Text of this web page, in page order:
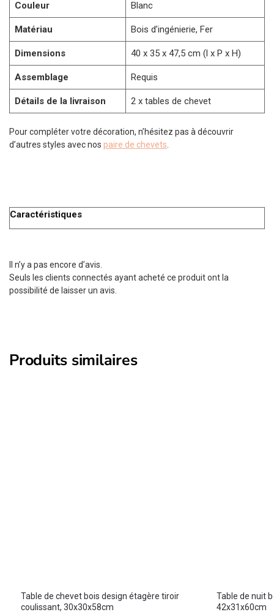
Couleur Blanc
Matériau Bois d’ingénierie, Fer
Dimensions 40 x 35 x 47,5 cm (l x P x H)
Assemblage Requis
Détails de la livraison 2 x tables de chevet
Pour compléter votre décoration, n’hésitez pas à découvrir
d’autres styles avec nos paire de chevets
Caractéristiques
Il n’y a pas encore d’avis.
Seuls les clients connectés ayant acheté ce produit ont la
possibilité de laisser un avis.
Produits similaires
Table de chevet bois design étagère tiroir
coulissant, 30x30x58cm
Table de nuit
42x31x60cm